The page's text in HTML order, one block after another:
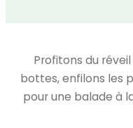
Profitons du
bottes, enfilons les
pour une balade à